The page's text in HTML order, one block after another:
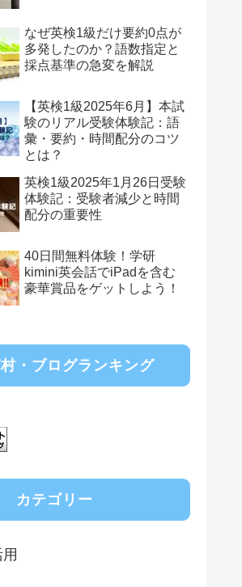
なぜ英検1級だけ要約0点が
多発したのか？語数指定と
採点基準の急変を解説
【英検1級2025年6月】本試
験のリアル受験体験記：語
彙・要約・時間配分のコツ
とは？
英検1級2025年1月26日受験
体験記：受験者減少と時間
配分の重要性
40日間無料体験！学研
kimini英会話でiPadを含む
豪華賞品をゲットしよう！
・ブログランキング
カテゴリー